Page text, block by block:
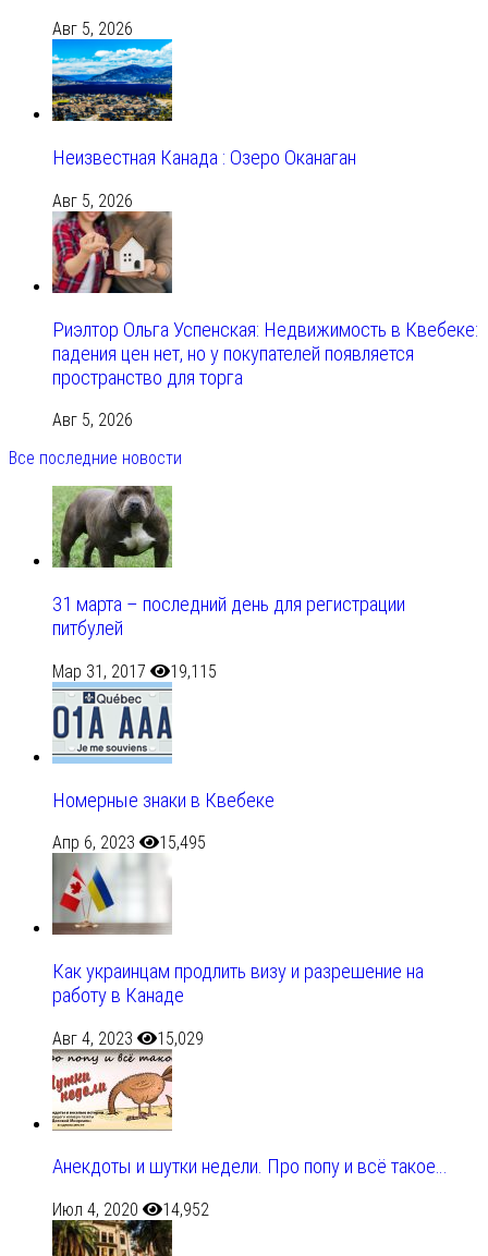
Авг 5, 2026
Неизвестная Канада : Озеро Оканаган
Авг 5, 2026
Риэлтор Ольга Успенская: Недвижимость в Квебеке:
падения цен нет, но у покупателей появляется
пространство для торга
Авг 5, 2026
Все последние новости
31 марта – последний день для регистрации
питбулей
Мар 31, 2017 19,115
Номерные знаки в Квебеке
Апр 6, 2023 15,495
Как украинцам продлить визу и разрешение на
работу в Канаде
Авг 4, 2023 15,029
Анекдоты и шутки недели. Про попу и всё такое…
Июл 4, 2020 14,952